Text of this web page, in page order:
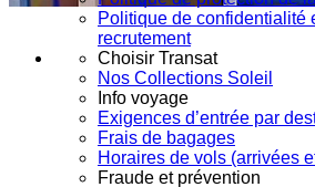
Politique de confidentialité
recrutement
Choisir Transat
Nos Collections Soleil
Info voyage
Exigences d’entrée par
Frais de bagages
Horaires de vols (arrivées
Fraude et prévention